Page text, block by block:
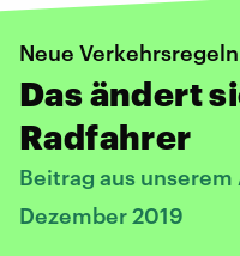
Neue Verkehrsregeln
Das ändert
Radfahrer
Beitrag aus unserem
Dezember 2019